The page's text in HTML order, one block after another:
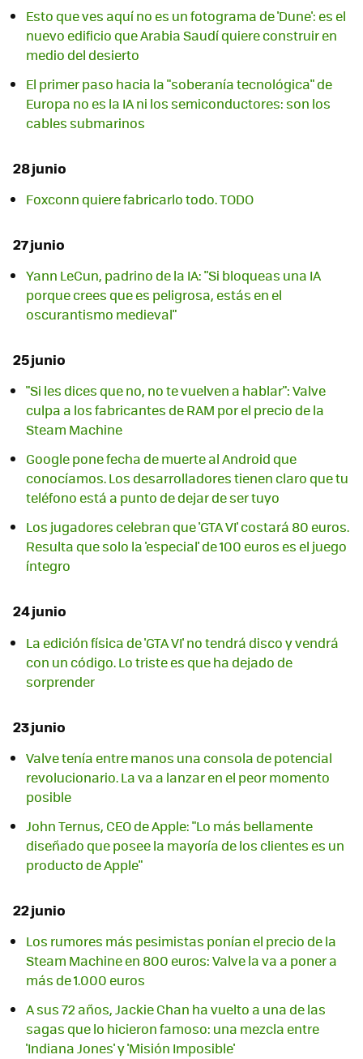
Esto que ves aquí no es un fotograma de 'Dune': es el
nuevo edificio que Arabia Saudí quiere construir en
medio del desierto
El primer paso hacia la "soberanía tecnológica" de
Europa no es la IA ni los semiconductores: son los
cables submarinos
28 junio
Foxconn quiere fabricarlo todo. TODO
27 junio
Yann LeCun, padrino de la IA: "Si bloqueas una IA
porque crees que es peligrosa, estás en el
oscurantismo medieval"
25 junio
"Si les dices que no, no te vuelven a hablar": Valve
culpa a los fabricantes de RAM por el precio de la
Steam Machine
Google pone fecha de muerte al Android que
conocíamos. Los desarrolladores tienen claro que tu
teléfono está a punto de dejar de ser tuyo
Los jugadores celebran que 'GTA VI' costará 80 euros.
Resulta que solo la 'especial' de 100 euros es el juego
íntegro
24 junio
La edición física de 'GTA VI' no tendrá disco y vendrá
con un código. Lo triste es que ha dejado de
sorprender
23 junio
Valve tenía entre manos una consola de potencial
revolucionario. La va a lanzar en el peor momento
posible
John Ternus, CEO de Apple: "Lo más bellamente
diseñado que posee la mayoría de los clientes es un
producto de Apple"
22 junio
Los rumores más pesimistas ponían el precio de la
Steam Machine en 800 euros: Valve la va a poner a
más de 1.000 euros
A sus 72 años, Jackie Chan ha vuelto a una de las
sagas que lo hicieron famoso: una mezcla entre
'Indiana Jones' y 'Misión Imposible'